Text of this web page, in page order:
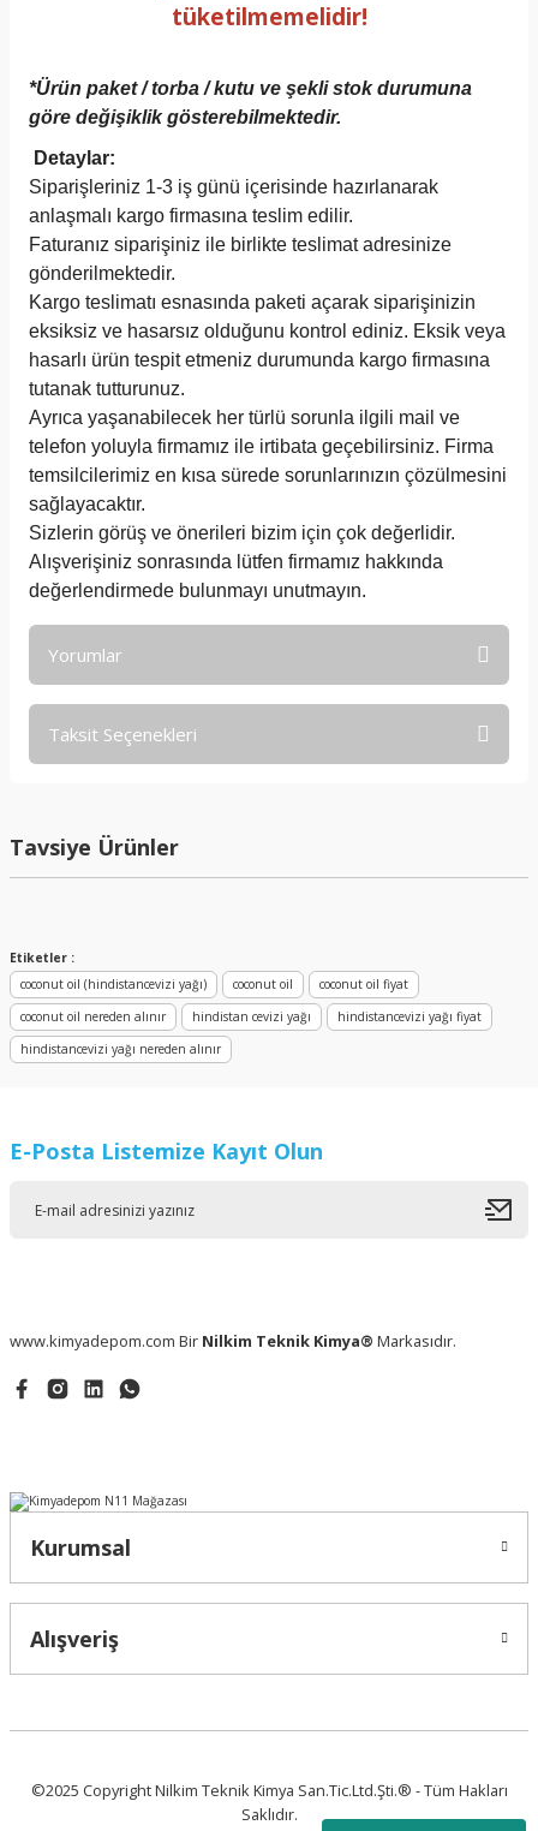
tüketilmemelidir!
*Ürün paket / torba / kutu ve şekli stok durumuna
göre değişiklik gösterebilmektedir.
Detaylar:
Siparişleriniz 1-3 iş günü içerisinde hazırlanarak
anlaşmalı kargo firmasına teslim edilir.
Faturanız siparişiniz ile birlikte teslimat adresinize
gönderilmektedir.
Kargo teslimatı esnasında paketi açarak siparişinizin
eksiksiz ve hasarsız olduğunu kontrol ediniz. Eksik veya
hasarlı ürün tespit etmeniz durumunda kargo firmasına
tutanak tutturunuz.
Ayrıca yaşanabilecek her türlü sorunla ilgili mail ve
telefon yoluyla firmamız ile irtibata geçebilirsiniz. Firma
temsilcilerimiz en kısa sürede sorunlarınızın çözülmesini
sağlayacaktır.
Sizlerin görüş ve önerileri bizim için çok değerlidir.
Alışverişiniz sonrasında lütfen firmamız hakkında
değerlendirmede bulunmayı unutmayın.
Yorumlar
MCT Laurik asit oranı kaç ? Cevap: C12:0 Lauric 48.20-50.00
Yasemin Susam | 02/06/2025
Yorum Yaz
Taksit Seçenekleri
Tavsiye Ürünler
1.608,02 ₺
Vazelin Pure (Saf Medikal Tip) Paraben İçermez
Etiketler :
coconut oil (hindistancevizi yağı)
coconut oil
coconut oil fiyat
coconut oil nereden alınır
hindistan cevizi yağı
hindistancevizi yağı fiyat
hindistancevizi yağı nereden alınır
E-Posta Listemize Kayıt Olun
www.kimyadepom.com Bir Nilkim Teknik Kimya® Markasıdır.
Kurumsal
Alışveriş
©2025 Copyright Nilkim Teknik Kimya San.Tic.Ltd.Şti.® - Tüm Hakları
Saklıdır.